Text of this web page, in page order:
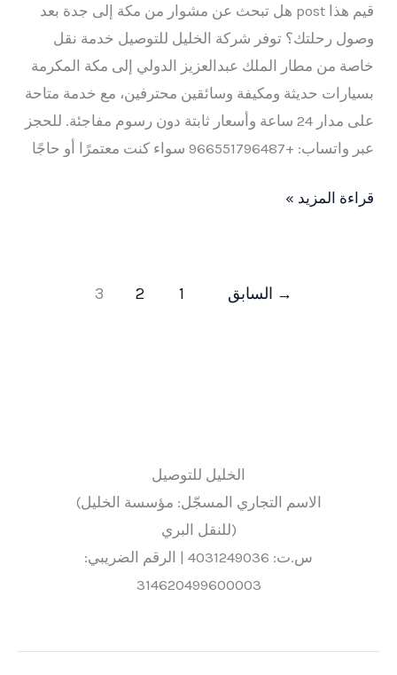
قيم هذا post هل تبحث عن مشوار من مكة إلى جدة بعد
وصول رحلتك؟ توفر شركة الخليل للتوصيل خدمة نقل
خاصة من مطار الملك عبدالعزيز الدولي إلى مكة المكرمة
بسيارات حديثة ومكيفة وسائقين محترفين، مع خدمة متاحة
على مدار 24 ساعة وأسعار ثابتة دون رسوم مفاجئة. للحجز
عبر واتساب: +966551796487 سواء كنت معتمرًا أو حاجًا
إلى
جدة
—
السعر
والوقت
وطريقة
2026
قراءة المزيد »
→ السابق 1
2
3
الخليل للتوصيل
(الاسم التجاري المسجّل: مؤسسة الخليل
للنقل البري)
س.ت: 4031249036 | الرقم الضريبي:
314620499600003